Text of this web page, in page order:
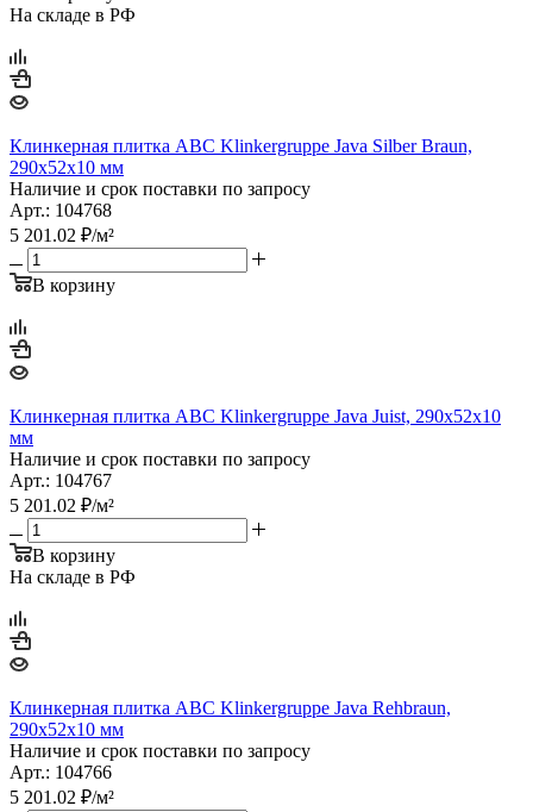
На складе в РФ
Клинкерная плитка ABC Klinkergruppe Java Silber Braun,
290х52х10 мм
Наличие и срок поставки по запросу
Арт.: 104768
5 201.02 ₽/м²
В корзину
Клинкерная плитка ABC Klinkergruppe Java Juist, 290х52х10
мм
Наличие и срок поставки по запросу
Арт.: 104767
5 201.02 ₽/м²
В корзину
На складе в РФ
Клинкерная плитка ABC Klinkergruppe Java Rehbraun,
290х52х10 мм
Наличие и срок поставки по запросу
Арт.: 104766
5 201.02 ₽/м²